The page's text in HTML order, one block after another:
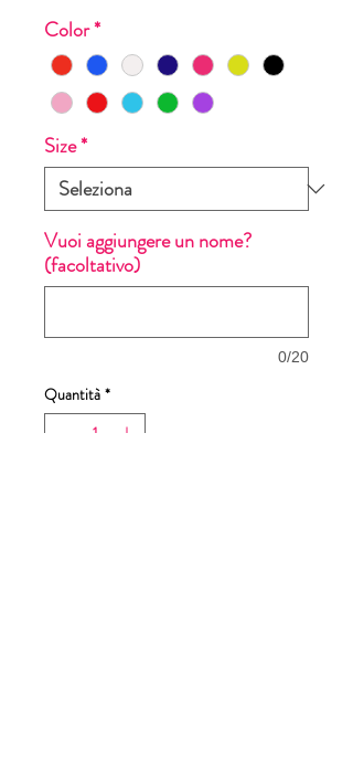
Color*
Size*
Vuoi aggiungere un nome?
(facoltativo)
0/20
Quantità *